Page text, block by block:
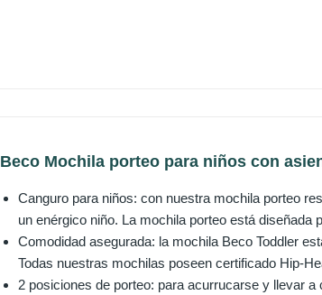
Beco Mochila porteo para niños con
Canguro para niños: con nuestra mochila porteo
un enérgico niño. La mochila porteo está diseñada
Comodidad asegurada: la mochila Beco Toddler
Todas nuestras mochilas poseen certificado Hip-
2 posiciones de porteo: para acurrucarse y llevar